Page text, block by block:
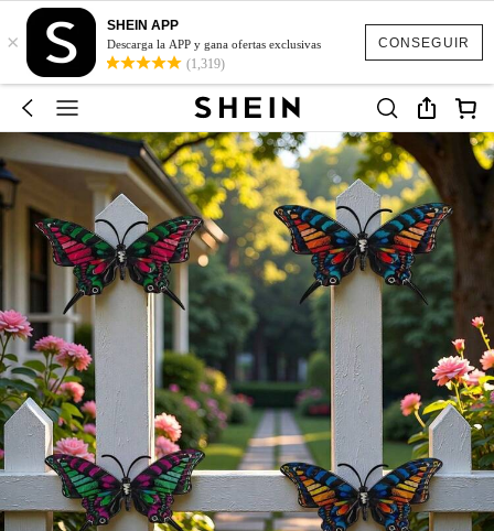
CONSEGUIR
×
SHEIN APP
Descarga la APP y gana ofertas exclusivas
(1,319)